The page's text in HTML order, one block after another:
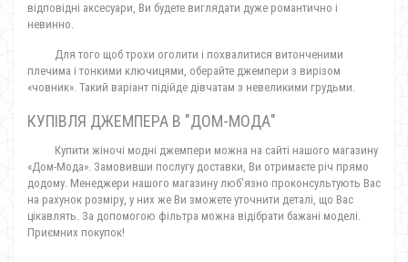
відповідні аксесуари, Ви будете виглядати дуже романтично і
невинно.
Для того щоб трохи оголити і похвалитися витонченими
плечима і тонкими ключицями, оберайте джемпери з вирізом
«човник». Такий варіант підійде дівчатам з невеликими грудьми.
КУПІВЛЯ ДЖЕМПЕРА В "ДОМ-МОДА"
Купити жіночі модні джемпери можна на сайті нашого магазину
«Дом-Мода». Замовивши послугу доставки, Ви отримаєте річ прямо
додому. Менеджери нашого магазину люб'язно проконсультують Вас
на рахунок розміру, у них же Ви зможете уточнити деталі, що Вас
цікавлять. За допомогою фільтра можна відібрати бажані моделі.
Приємних покупок!